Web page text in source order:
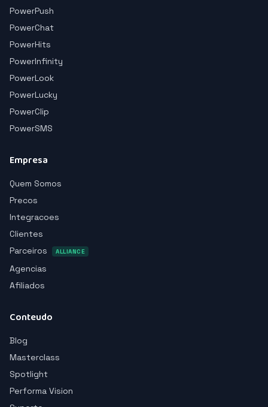
PowerPush
PowerChat
PowerHits
PowerInfinity
PowerLook
PowerLucky
PowerClip
PowerSMS
Empresa
Quem Somos
Precos
Integracoes
Clientes
Parceiros
ALLIANCE
Agencias
Afiliados
Conteudo
Blog
Masterclass
Spotlight
Performa Vision